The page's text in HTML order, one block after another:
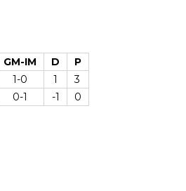
GM-IM D
P
1-0 1
3
0-1 -1 0